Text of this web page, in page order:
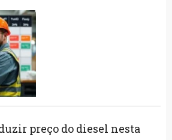
preço do diesel nesta